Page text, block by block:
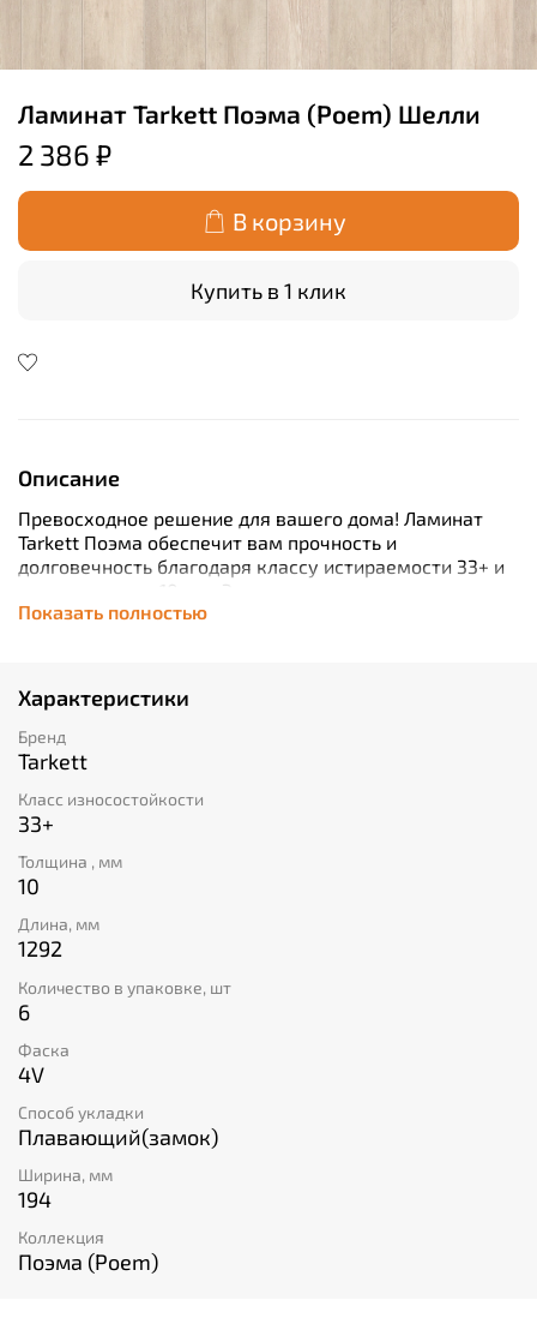
Ламинат Tarkett Поэма (Poem) Шелли
2 386 ₽
В корзину
Купить в 1 клик
Описание
Превосходное решение для вашего дома! Ламинат
Tarkett Поэма обеспечит вам прочность и
долговечность благодаря классу истираемости 33+ и
толщине доски 10 мм. Это покрытие идеально
подойдет как для жилых, так и коммерческих
вместе с ламинатом Tarkett Поэма!
Показать полностью
Характеристики
Бренд
Tarkett
Класс износостойкости
33+
Толщина , мм
10
Длина, мм
1292
Количество в упаковке, шт
6
Фаска
4V
Способ укладки
Плавающий(замок)
Ширина, мм
194
Коллекция
Поэма (Poem)